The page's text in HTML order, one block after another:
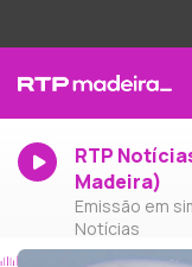
RTP
Madeira)
Emissão em
Notícias